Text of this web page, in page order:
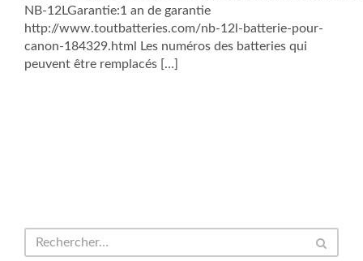
NB-12LGarantie:1 an de garantie
http://www.toutbatteries.com/nb-12l-batterie-pour-
canon-184329.html Les numéros des batteries qui
peuvent être remplacés […]